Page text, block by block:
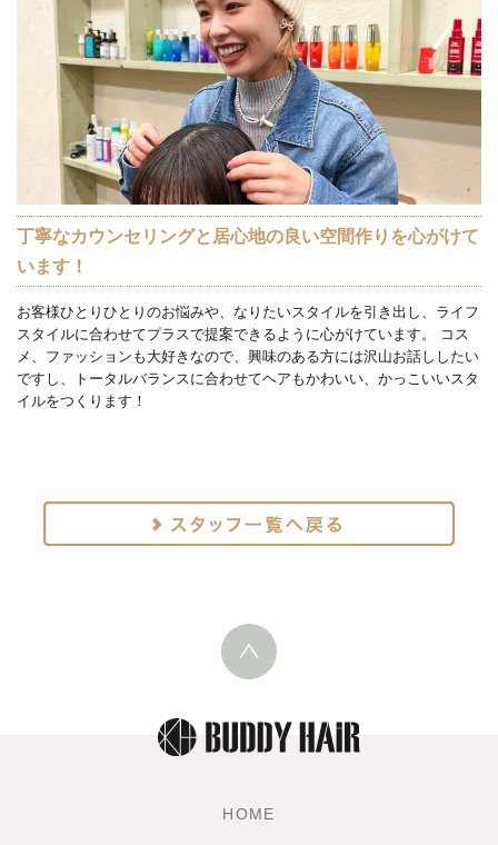
丁寧なカウンセリングと居心地の良い空間作りを心がけて
います！
お客様ひとりひとりのお悩みや、なりたいスタイルを引き出し、ライフ
スタイルに合わせてプラスで提案できるように心がけています。 コス
メ、ファッションも大好きなので、興味のある方には沢山お話ししたい
ですし、トータルバランスに合わせてヘアもかわいい、かっこいいスタ
イルをつくります！
HOME